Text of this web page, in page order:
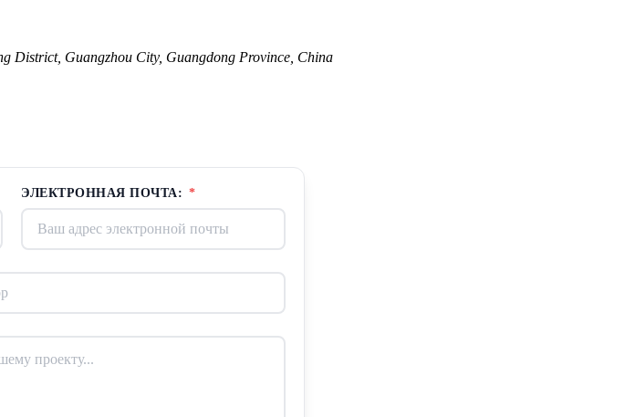
Guangzhou City, Guangdong Province, China
ЭЛЕКТРОННАЯ ПОЧТА: *